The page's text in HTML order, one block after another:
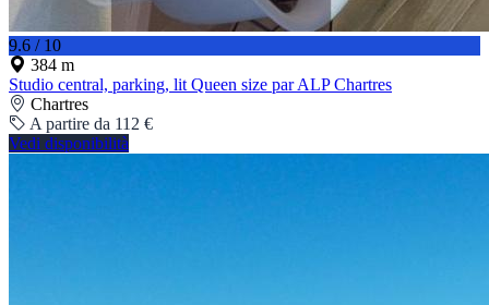
9.6 / 10
384 m
Studio central, parking, lit Queen size par ALP Chartres
Chartres
A partire da 112 €
Vedi disponibilità